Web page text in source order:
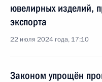
ювелирных изделий,
экспорта
22 июля 2024 года, 17:10
Законом упрощён